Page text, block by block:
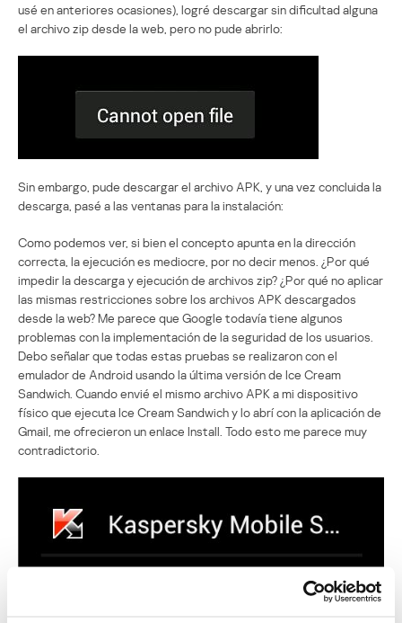
usé en anteriores ocasiones), logré descargar sin dificultad alguna
el archivo zip desde la web, pero no pude abrirlo:
Sin embargo, pude descargar el archivo APK, y una vez concluida la
descarga, pasé a las ventanas para la instalación:
Como podemos ver, si bien el concepto apunta en la dirección
correcta, la ejecución es mediocre, por no decir menos. ¿Por qué
impedir la descarga y ejecución de archivos zip? ¿Por qué no aplicar
las mismas restricciones sobre los archivos APK descargados
desde la web? Me parece que Google todavía tiene algunos
problemas con la implementación de la seguridad de los usuarios.
Debo señalar que todas estas pruebas se realizaron con el
emulador de Android usando la última versión de Ice Cream
Sandwich. Cuando envié el mismo archivo APK a mi dispositivo
físico que ejecuta Ice Cream Sandwich y lo abrí con la aplicación de
Gmail, me ofrecieron un enlace Install. Todo esto me parece muy
contradictorio.